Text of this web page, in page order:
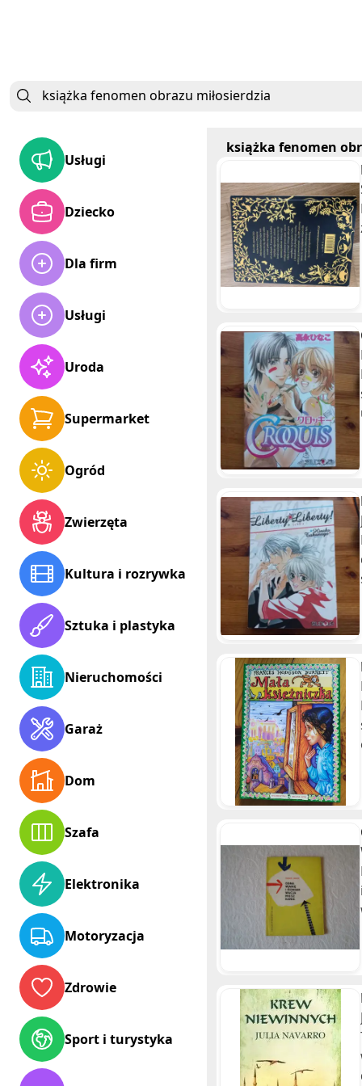
Usługi
Dziecko
Dla firm
Usługi
Uroda
Supermarket
Ogród
Zwierzęta
Kultura i rozrywka
Sztuka i plastyka
Nieruchomości
Garaż
Dom
Szafa
Elektronika
Motoryzacja
Zdrowie
Sport i turystyka
książka fenomen